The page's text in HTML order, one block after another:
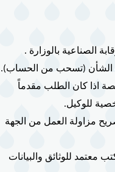
الصناعية بالوزارة .
الشأن (تسحب من الحساب).
للوكيل.